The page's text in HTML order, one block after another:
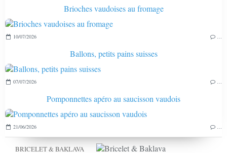
BRICELET & BAKLAVA
Brioches vaudoises au fromage
10/07/2026
Ballons, petits pains suisses
07/07/2026
Pomponnettes apéro au saucisson vaudois
21/06/2026